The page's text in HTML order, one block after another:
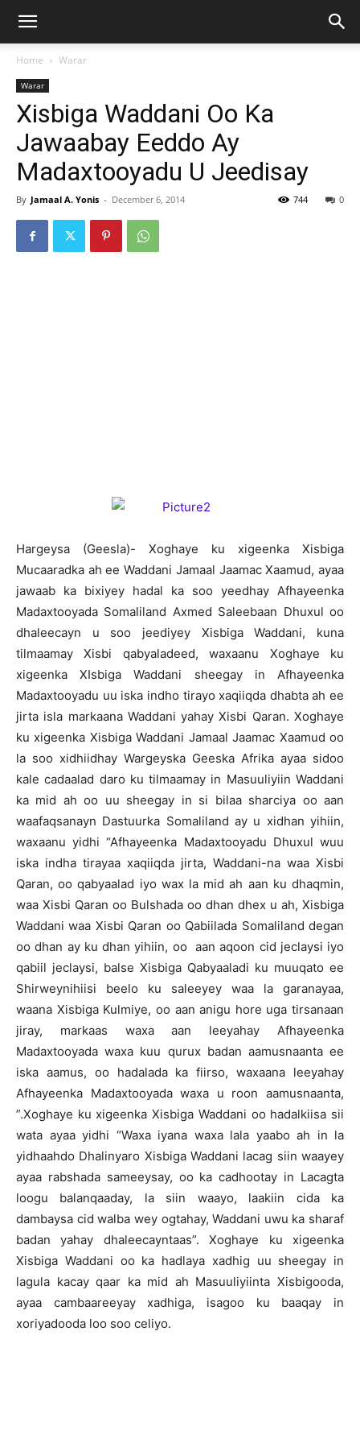
Home Warar
Warar
Xisbiga Waddani Oo Ka
Jawaabay Eeddo Ay
Madaxtooyadu U Jeedisay
By Jamaal A. Yonis - December 6, 2014 0
744
Hargeysa (Geesla)- Xoghaye ku xigeenka Xisbiga
Mucaaradka ah ee Waddani Jamaal Jaamac Xaamud, ayaa
jawaab ka bixiyey hadal ka soo yeedhay Afhayeenka
Madaxtooyada Somaliland Axmed Saleebaan Dhuxul oo
dhaleecayn u soo jeediyey Xisbiga Waddani, kuna
tilmaamay Xisbi qabyaladeed, waxaanu Xoghaye ku
xigeenka XIsbiga Waddani sheegay in Afhayeenka
Madaxtooyadu uu iska indho tirayo xaqiiqda dhabta ah ee
jirta isla markaana Waddani yahay Xisbi Qaran. Xoghaye
ku xigeenka Xisbiga Waddani Jamaal Jaamac Xaamud oo
la soo xidhiidhay Wargeyska Geeska Afrika ayaa sidoo
kale cadaalad daro ku tilmaamay in Masuuliyiin Waddani
ka mid ah oo uu sheegay in si bilaa sharciya oo aan
waafaqsanayn Dastuurka Somaliland ay u xidhan yihiin,
waxaanu yidhi “Afhayeenka Madaxtooyadu Dhuxul wuu
iska indha tirayaa xaqiiqda jirta, Waddani-na waa Xisbi
Qaran, oo qabyaalad iyo wax la mid ah aan ku dhaqmin,
waa Xisbi Qaran oo Bulshada oo dhan dhex u ah, Xisbiga
Waddani waa Xisbi Qaran oo Qabiilada Somaliland degan
oo dhan ay ku dhan yihiin, oo aan aqoon cid jeclaysi iyo
qabiil jeclaysi, balse Xisbiga Qabyaaladi ku muuqato ee
Shirweynihiisi beelo ku saleeyey waa la garanayaa,
waana Xisbiga Kulmiye, oo aan anigu hore uga tirsanaan
jiray, markaas waxa aan leeyahay Afhayeenka
Madaxtooyada waxa kuu qurux badan aamusnaanta ee
iska aamus, oo hadalada ka fiirso, waxaana leeyahay
Afhayeenka Madaxtooyada waxa u roon aamusnaanta,
”.Xoghaye ku xigeenka Xisbiga Waddani oo hadalkiisa sii
wata ayaa yidhi “Waxa iyana waxa lala yaabo ah in la
yidhaahdo Dhalinyaro Xisbiga Waddani lacag siin waayey
ayaa rabshada sameeysay, oo ka cadhootay in Lacagta
loogu balanqaaday, la siin waayo, laakiin cida ka
dambaysa cid walba wey ogtahay, Waddani uwu ka sharaf
badan yahay dhaleecayntaas”. Xoghaye ku xigeenka
Xisbiga Waddani oo ka hadlaya xadhig uu sheegay in
lagula kacay qaar ka mid ah Masuuliyiinta Xisbigooda,
ayaa cambaareeyay xadhiga, isagoo ku baaqay in
xoriyadooda loo soo celiyo.